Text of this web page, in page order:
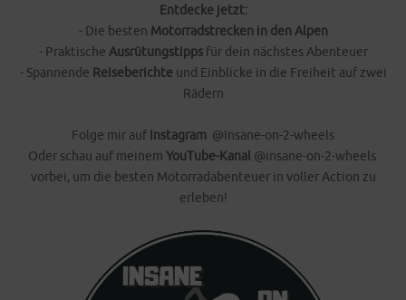
Entdecke jetzt:
- Die besten Motorradstrecken in den Alpen
- Praktische Ausrütungstippsfür dein nächstes Abenteuer
- Spannende Reiseberichteund Einblicke in die Freiheit auf zwei
Rädern
Folge mir auf Instagram @Insane-on-2-wheels
Oder schau auf meinem YouTube-Kanal @insane-on-2-wheels
vorbei, um die besten Motorradabenteuer in voller Action zu
erleben!